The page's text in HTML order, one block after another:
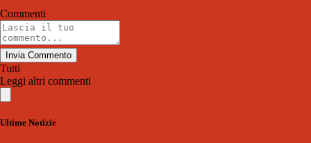
Commenti
Invia Commento
Tutti
Leggi altri commenti
Ultime Notizie